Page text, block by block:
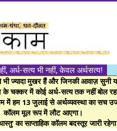
अर्ध-सत्य भी नहीं, केवल अर्थसत्य!
ज्यादा मुखर हैं और जिनकी आवाज़ सुनी
में कोई अर्ध-सत्य तक नहीं बोल
में हम 13 जुलाई से अर्थव्यवस्था का सच
कॉलम मूल रूप में लौट आएगा।
का साप्ताहिक कॉलम बदस्तूर जारी